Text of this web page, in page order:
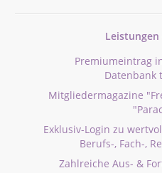
Leistungen
Premiumeintrag
Datenbank
Mitgliedermagazine
Exklusiv-Login zu
Berufs-, Fach-,
Zahlreiche Aus- &